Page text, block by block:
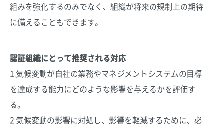
組みを強化するのみでなく、組織が将来の規制上の期待
に備えることもできます。
認証組織にとって推奨される対応
1.気候変動が自社の業務やマネジメントシステムの目標
を達成する能力にどのような影響を与えるかを評価す
る。
2.気候変動の影響に対処し、影響を軽減するために、必